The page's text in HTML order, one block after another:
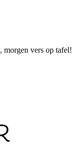
, morgen vers op tafel!